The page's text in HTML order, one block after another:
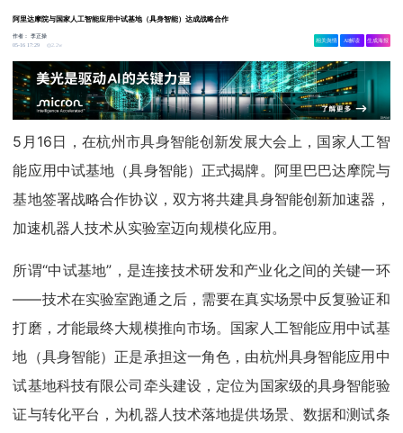
阿里达摩院与国家人工智能应用中试基地（具身智能）达成战略合作
作者：李正操
05-16 17:29
2.2w
相关舆情 AI解读 生成海报
5月16日，在杭州市具身智能创新发展大会上，国家人工智
能应用中试基地（具身智能）正式揭牌。阿里巴巴达摩院与
基地签署战略合作协议，双方将共建具身智能创新加速器，
加速机器人技术从实验室迈向规模化应用。
所谓“中试基地”，是连接技术研发和产业化之间的关键一环
——技术在实验室跑通之后，需要在真实场景中反复验证和
打磨，才能最终大规模推向市场。国家人工智能应用中试基
地（具身智能）正是承担这一角色，由杭州具身智能应用中
试基地科技有限公司牵头建设，定位为国家级的具身智能验
证与转化平台，为机器人技术落地提供场景、数据和测试条